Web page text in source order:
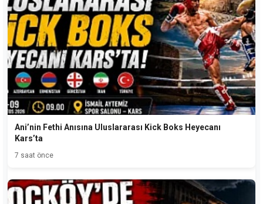
Ani’nin Fethi Anısına Uluslararası Kick Boks Heyecanı
Kars’ta
7 saat önce